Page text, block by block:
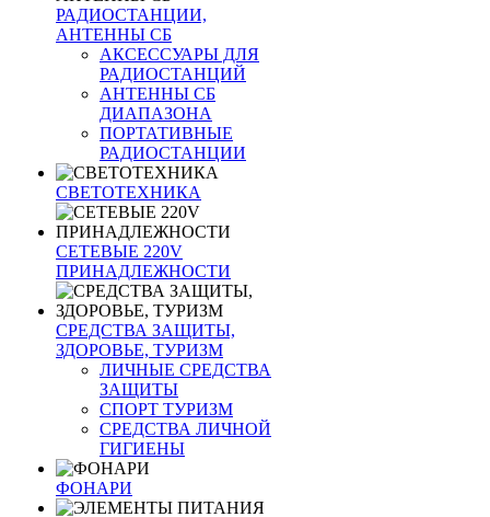
РАДИОСТАНЦИИ,
АНТЕННЫ CБ
АКСЕССУАРЫ ДЛЯ
РАДИОСТАНЦИЙ
АНТЕННЫ CБ
ДИАПАЗОНА
ПОРТАТИВНЫЕ
РАДИОСТАНЦИИ
СВЕТОТЕХНИКА
СЕТЕВЫЕ 220V
ПРИНАДЛЕЖНОСТИ
СРЕДСТВА ЗАЩИТЫ,
ЗДОРОВЬЕ, ТУРИЗМ
ЛИЧНЫЕ СРЕДСТВА
ЗАЩИТЫ
СПОРТ ТУРИЗМ
СРЕДСТВА ЛИЧНОЙ
ГИГИЕНЫ
ФОНАРИ